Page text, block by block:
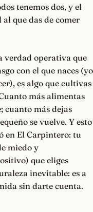
tenemos dos, y el
que das de comer
verdad operativa que
con el que naces (yo
es algo que cultivas
más alimentas
cuanto más dejas
se vuelve. Y esto
en El Carpintero: tu
miedo y
que eliges
inevitable: es a
sin darte cuenta.